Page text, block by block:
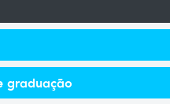
graduação